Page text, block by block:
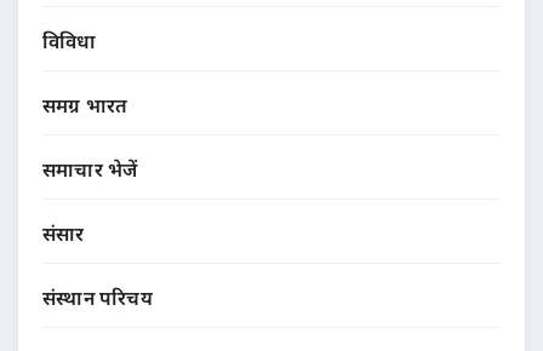
विविधा
समग्र भारत
समाचार भेजें
संसार
संस्थान परिचय